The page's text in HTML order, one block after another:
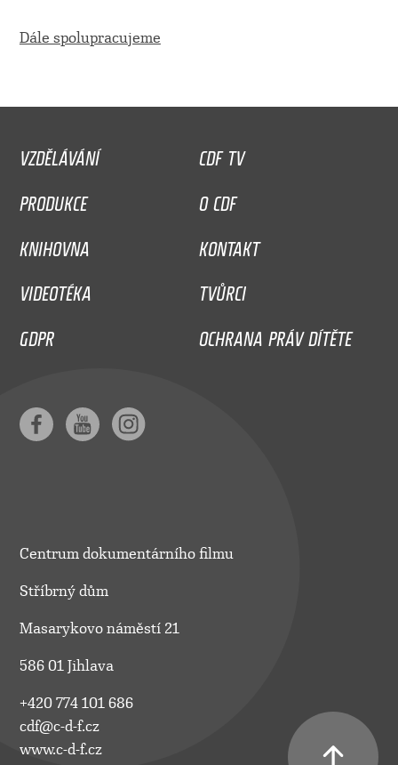
Dále spolupracujeme
VZDĚLÁVÁNÍ
CDF TV
PRODUKCE
O CDF
KNIHOVNA
KONTAKT
VIDEOTÉKA
TVŮRCI
GDPR
OCHRANA PRÁV DÍTĚTE
Centrum dokumentárního filmu
Stříbrný dům
Masarykovo náměstí 21
586 01 Jihlava
+420 774 101 686
cdf@c-d-f.cz
www.c-d-f.cz